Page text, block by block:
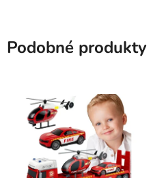
Podobné produkty